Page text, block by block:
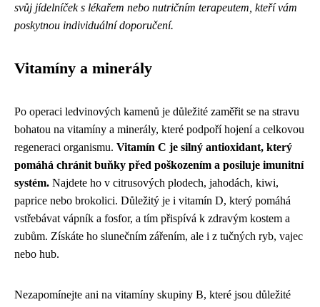
svůj jídelníček s lékařem nebo nutričním terapeutem, kteří vám
poskytnou individuální doporučení.
Vitamíny a minerály
Po operaci ledvinových kamenů je důležité zaměřit se na stravu
bohatou na vitamíny a minerály, které podpoří hojení a celkovou
regeneraci organismu. Vitamín C je silný antioxidant, který
pomáhá chránit buňky před poškozením a posiluje imunitní
systém. Najdete ho v citrusových plodech, jahodách, kiwi,
paprice nebo brokolici. Důležitý je i vitamín D, který pomáhá
vstřebávat vápník a fosfor, a tím přispívá k zdravým kostem a
zubům. Získáte ho slunečním zářením, ale i z tučných ryb, vajec
nebo hub.
Nezapomínejte ani na vitamíny skupiny B, které jsou důležité